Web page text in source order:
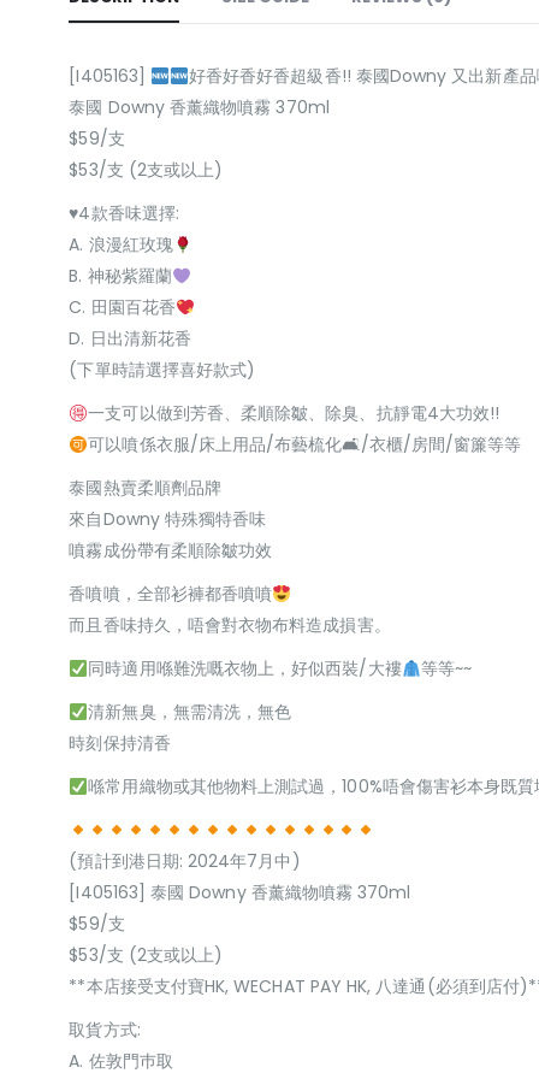
[I405163]
好香好香好香超級香!! 泰國Downy 又出新產
泰國 Downy 香薰織物噴霧 370ml
$59/支
$53/支 (2支或以上)
♥4款香味選擇:
A. 浪漫紅玫瑰
B. 神秘紫羅蘭
C. 田園百花香
D. 日出清新花香
(下單時請選擇喜好款式)
一支可以做到芳香、柔順除皺、除臭、抗靜電4大功效!!
可以噴係衣服/床上用品/布藝梳化🛋/衣櫃/房間/窗簾等等
泰國熱賣柔順劑品牌
來自Downy 特殊獨特香味
噴霧成份帶有柔順除皺功效
香噴噴，全部衫褲都香噴噴
而且香味持久，唔會對衣物布料造成損害。
同時適用喺難洗嘅衣物上，好似西裝/大褸
等等~~
清新無臭，無需清洗，無色
時刻保持清香
喺常用織物或其他物料上測試過，100%唔會傷害衫本身既質
(預計到港日期: 2024年7月中)
[I405163] 泰國 Downy 香薰織物噴霧 370ml
$59/支
$53/支 (2支或以上)
**本店接受支付寶HK, WECHAT PAY HK, 八達通(必須到店付
取貨方式:
A. 佐敦門巿取